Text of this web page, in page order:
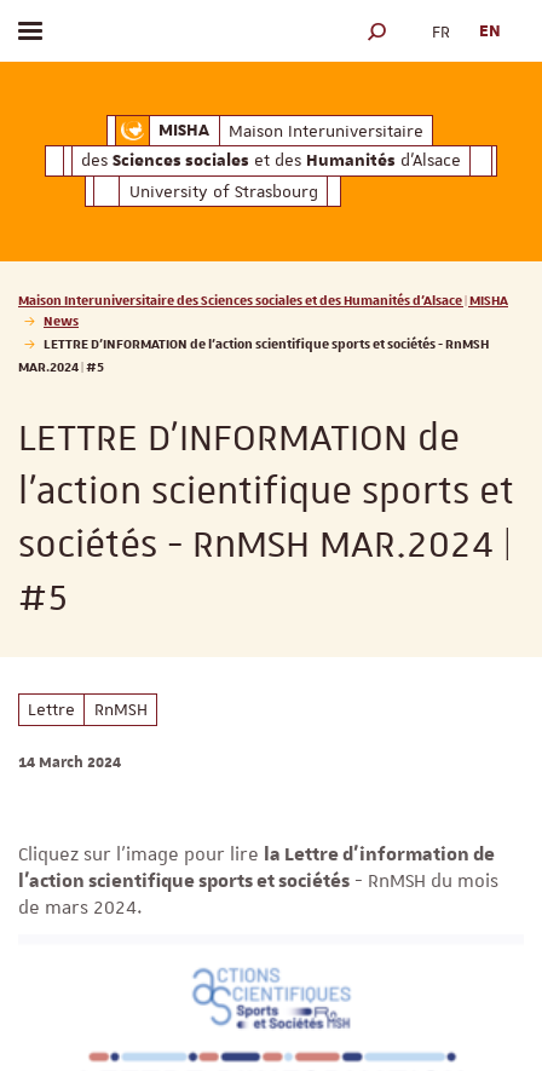
MISHAMaison Interuniversitaire des
Maison Interuniversitaire
des Sciences sociales et des Humanités d'Alsace
University of Strasbourg
Toggle menu SEARCH ENGINE
FR EN
Vous êtes ici :
Maison Interuniversitaire des Sciences sociales et des Humanités d'Alsace | MISHA
News
LETTRE D'INFORMATION de l’action scientifique sports et sociétés - RnMSH
MAR.2024 | #5
LETTRE D'INFORMATION de
l’action scientifique sports et
sociétés - RnMSH MAR.2024 |
#5
Lettre RnMSH
14 March 2024
Cliquez sur l'image pour lire la Lettre d'information de
l’action scientifique sports et sociétés - RnMSH du mois
de mars 2024.